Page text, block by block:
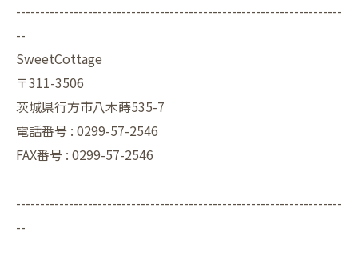
--------------------------------------------------------------------
--
SweetCottage
〒311-3506
茨城県行方市八木蒔535-7
電話番号 : 0299-57-2546
FAX番号 : 0299-57-2546
--------------------------------------------------------------------
--